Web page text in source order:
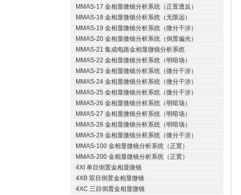
MMAS-17 金相显微镜分析系统（正置透反）
MMAS-18 金相显微镜分析系统（无限远）
MMAS-19 金相显微镜分析系统（微分干涉）
MMAS-20 金相显微镜分析系统（倒置偏光）
MMAS-21 集成电路金相显微镜分析系统
MMAS-22 金相显微镜分析系统（明暗场）
MMAS-23 金相显微镜分析系统（微分干涉）
MMAS-24 金相显微镜分析系统（微分干涉）
MMAS-25 金相显微镜分析系统（微分干涉）
MMAS-26 金相显微镜分析系统（明暗场）
MMAS-27 金相显微镜分析系统（明暗场）
MMAS-28 金相显微镜分析系统（明暗场）
MMAS-29 金相显微镜分析系统（微分干涉）
MMAS-100 金相显微镜分析系统（正置）
MMAS-200 金相显微镜分析系统（正置）
4XI 单目倒置金相显微镜
4XB 双目倒置金相显微镜
4XC 三目倒置金相显微镜